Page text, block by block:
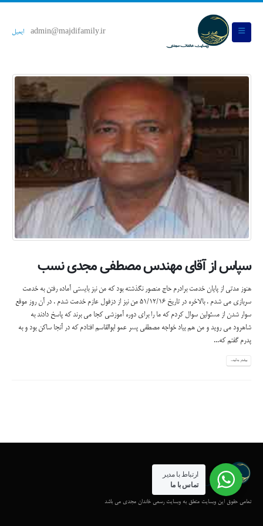
admin@majdifamily.ir ایمیل
سپاس از آقای مهندس مصطفی مجدی نسب
هنوز مدتی از پایان خدمت برادرم حاج منصور نگذشته بود که من نیز بایستی آماده رفتن به خدمت
سربازی می شدم . بالاخره در تاریخ 51/12/16 من نیز از دزفول عازم خدمت شدم . در آن روز موقع
سوار شدن از مسئولین سوال کردم که ما را برای دوره آموزشی کجا می برند که پاسخ دادند به
شاهرود می روید و من هم بیاد خواجه مصطفی پسر عمو ابوالقاسم افتادم که در آنجا ساکن بود و به
پدرم گفتم که...
بیشتر بدانید...
تمامی حقوق این وبسایت متعلق به وبسایت رسمی خاندان مجدی می باشد
ارتباط با مدیر
تماس با ما